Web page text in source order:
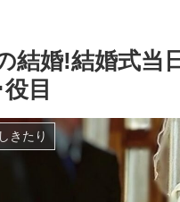
結婚!結婚式当
目
きたり